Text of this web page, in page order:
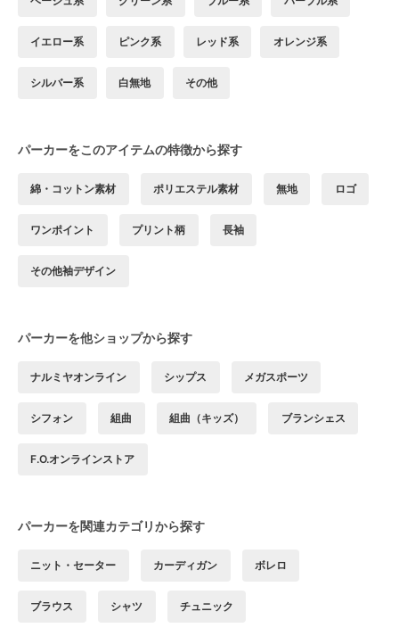
イエロー系 ピンク系 レッド系 オレンジ系
シルバー系 白無地 その他
パーカーをこのアイテムの特徴から探す
綿・コットン素材 ポリエステル素材 無地 ロゴ
ワンポイント プリント柄 長袖
その他袖デザイン
パーカーを他ショップから探す
ナルミヤオンライン シップス メガスポーツ
シフォン 組曲 組曲（キッズ） ブランシェス
F.O.オンラインストア
パーカーを関連カテゴリから探す
ニット・セーター カーディガン ボレロ
ブラウス シャツ チュニック